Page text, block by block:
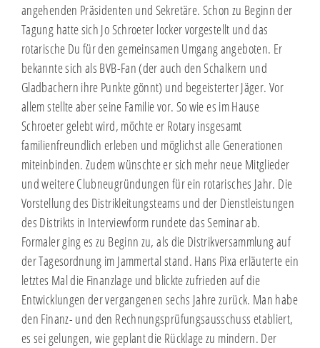
angehenden Präsidenten und Sekretäre. Schon zu Beginn der
Tagung hatte sich Jo Schroeter locker vorgestellt und das
rotarische Du für den gemeinsamen Umgang angeboten. Er
bekannte sich als BVB-Fan (der auch den Schalkern und
Gladbachern ihre Punkte gönnt) und begeisterter Jäger. Vor
allem stellte aber seine Familie vor. So wie es im Hause
Schroeter gelebt wird, möchte er Rotary insgesamt
familienfreundlich erleben und möglichst alle Generationen
miteinbinden. Zudem wünschte er sich mehr neue Mitglieder
und weitere Clubneugründungen für ein rotarisches Jahr. Die
Vorstellung des Distrikleitungsteams und der Dienstleistungen
des Distrikts in Interviewform rundete das Seminar ab.
Formaler ging es zu Beginn zu, als die Distrikversammlung auf
der Tagesordnung im Jammertal stand. Hans Pixa erläuterte ein
letztes Mal die Finanzlage und blickte zufrieden auf die
Entwicklungen der vergangenen sechs Jahre zurück. Man habe
den Finanz- und den Rechnungsprüfungsausschuss etabliert,
es sei gelungen, wie geplant die Rücklage zu mindern. Der